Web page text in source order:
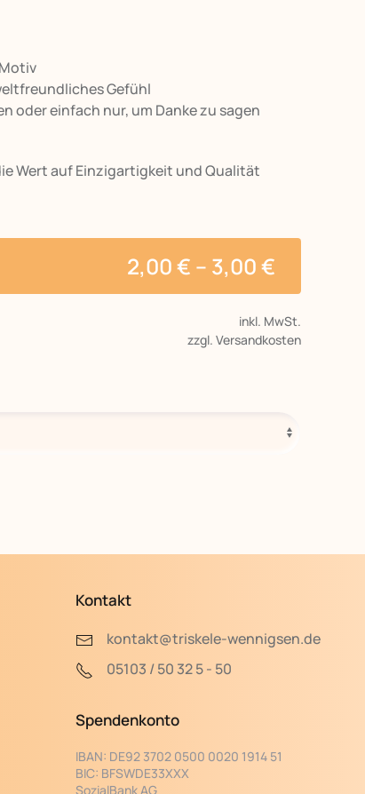
Gefühl
oder einfach nur, um Danke zu sagen
Wert auf Einzigartigkeit und Qualität
2,00€ – 3,00€
inkl. MwSt.
zzgl. Versandkosten
Kontakt
kontakt@triskele-wennigsen.de
05103 / 50 32 5 - 50
Spendenkonto
IBAN: DE92 3702 0500 0020 1914 51
BIC: BFSWDE33XXX
SozialBank AG